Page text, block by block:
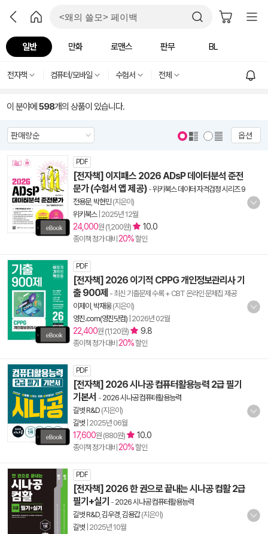
일반 만화 로맨스 판무 BL
전자책 컴퓨터/모바일 수험서 전체
이 분야에 598개의 상품이 있습니다.
옵션
PDF
[전자책] 이지패스 2026 ADsP 데이터분석 준전
문가 (수험서 앱 제공) -위키북스 데이터 자격검정 시리즈 9
전용문, 박현민(지은이)
위키북스| 2025년 12월
24,000원 (1,200원) 10.0
종이책 정가 대비 20%할인
PDF
[전자책] 2026 이기적 CPPG 개인정보관리사 기
출 900제 - 최신 기출문제 수록 + CBT 온라인 문제집 제공
이제이 박재웅(지은이)
영진.com(영진닷컴) 2026년 02월
22,400원 (1,120원) 9.8
종이책 정가 대비 20%할인
PDF
[전자책] 2026 시나공 컴퓨터활용능력 2급 필기
기본서 - 2026 시나공 컴퓨터활용능력
길벗 R&D (지은이)
길벗 2025년 06월
17,600원 (880원) 10.0
종이책 정가 대비 20%할인
PDF
[전자책] 2026 한 권으로 끝내는 시나공 컴활 2급
필기+실기 - 2026 시나공 컴퓨터활용능력
길벗 R&D, 김우경 김용갑(지은이)
길벗 2025년 10월